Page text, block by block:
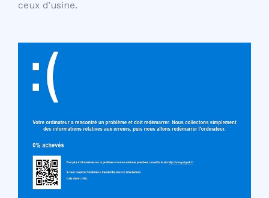
ceux d’usine.